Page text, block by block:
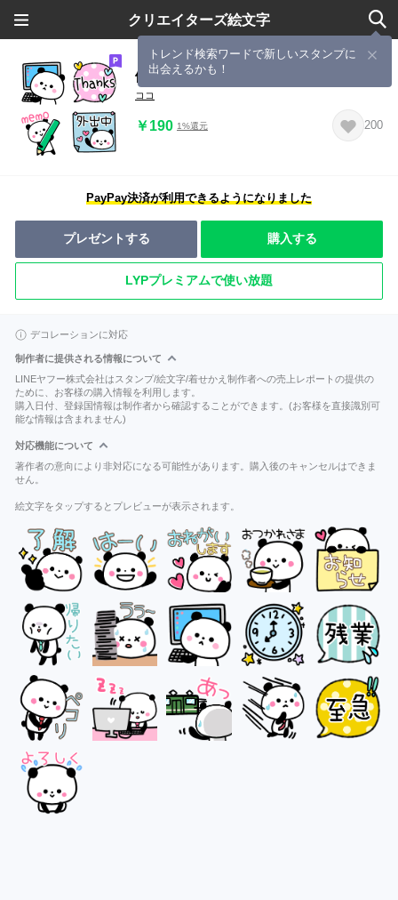
クリエイターズ絵文字
トレンド検索ワードで新しいスタンプに
出会えるかも！
働くゆるかわパンダのお仕事絵文字
ココ
￥190 1%還元 200
PayPay決済が利用できるようになりました
プレゼントする 購入する
LYPプレミアムで使い放題
デコレーションに対応
制作者に提供される情報について
LINEヤフー株式会社はスタンプ/絵文字/着せかえ制作者への売上レポートの提供の
ために、お客様の購入情報を利用します。
購入日付、登録国情報は制作者から確認することができます。(お客様を直接識別可
能な情報は含まれません)
対応機能について
著作者の意向により非対応になる可能性があります。購入後のキャンセルはできま
せん。
絵文字をタップするとプレビューが表示されます。